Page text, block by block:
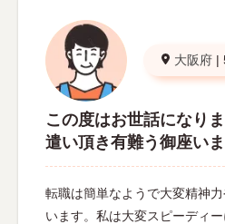
大阪府 |
この度はお世話になり
遣い頂き有難う御座いま
転職は簡単なようで大変精神
います。私は大変スピーディ